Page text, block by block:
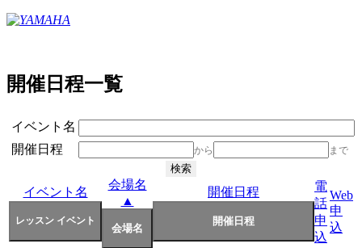
開催日程一覧
イベント名
開催日程
から まで
イベント名
会場名
▲
開催日程
電
話
申
込
Web
申
込